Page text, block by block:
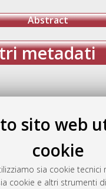
sito web
cookie
sia cookie tecnici
cookie e altri strumenti
Abstract
metadati